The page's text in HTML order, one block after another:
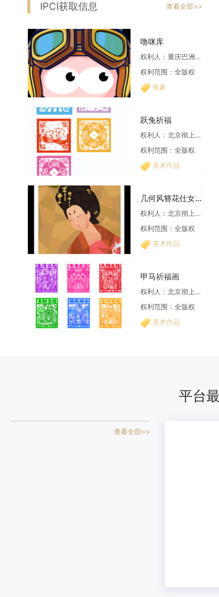
IPCI获取信息 查看全部>>
噜咪库
权利人：重庆巴洲文化旅游产业集团有限公司
权利范围：全版权
形象
跃兔祈福
权利人：北京彻上明造文化创意有限公司
权利范围：全版权
美术作品
几何风簪花仕女图
权利人：北京彻上明造文化创意有限公司
权利范围：全版权
美术作品
甲马祈福画
权利人：北京彻上明造文化创意有限公司
权利范围：全版权
美术作品
一枝梅
开心鬼文创之福泽宝袋
平台
查看全部>>